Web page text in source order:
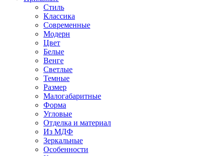
Стиль
Классика
Современные
Модерн
Цвет
Белые
Венге
Светлые
Темные
Размер
Малогабаритные
Форма
Угловые
Отделка и материал
Из МДФ
Зеркальные
Особенности